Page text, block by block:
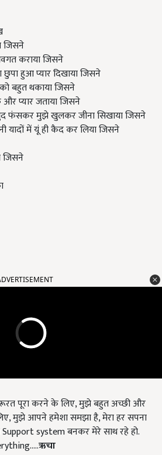
जिसने
कराया जिसने
हुआ प्यार दिखाया जिसने
बहुत थकाया जिसने
प्यार जताया जिसने
फंसकर मुझे खुलकर जीना सिखाया जिसने
में यूं ही कैद कर लिया जिसने
जिसने
पूरा करने के लिए, मुझे बहुत अच्छी और
मुझे आपने हमेशा समझा है, मेरा हर सपना
Support system बनकर मेरे साथ रहे हो.
ऋचा